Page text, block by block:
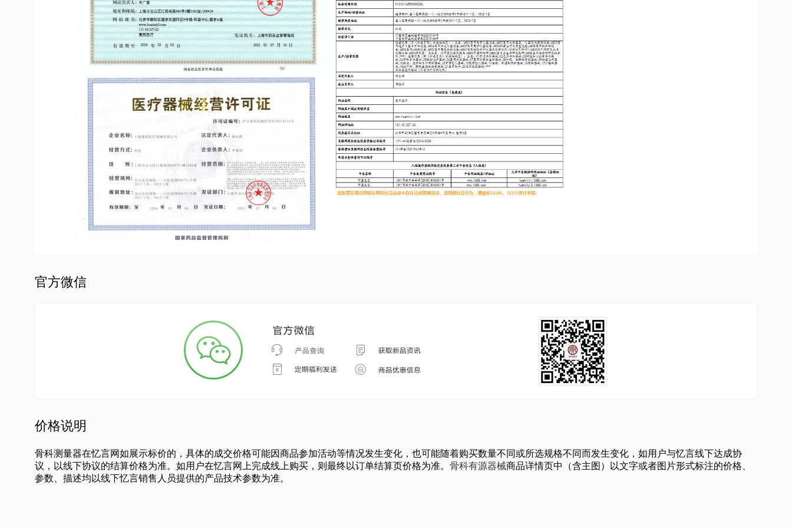
官方微信
价格说明
骨科测量器在忆言网如展示标价的，具体的成交价格可能因商品参加活动等情况发生变化，也可能随着购买数量不同或所选规格不同而发生变化，如用户与忆言线下达成协
议，以线下协议的结算价格为准。如用户在忆言网上完成线上购买，则最终以订单结算页价格为准。 骨科有源器械商品详情页中（含主图）以文字或者图片形式标注的价格、
参数、描述均以线下忆言销售人员提供的产品技术参数为准。